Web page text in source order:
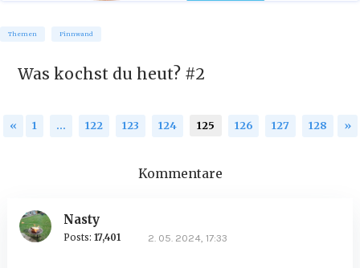
Themen Pinnwand
Was kochst du heut? #2
« 1 … 122 123 124 125 126 127 128 »
Kommentare
Nasty
Posts: 17,401 2. 05. 2024, 17:33